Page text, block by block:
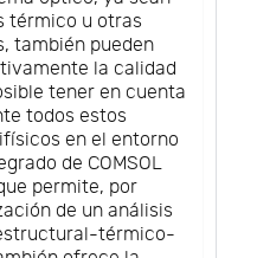
térmico u otras
también pueden
la calidad
tener en cuenta
todos estos
en el entorno
de COMSOL
permite, por
de un análisis
térmico-